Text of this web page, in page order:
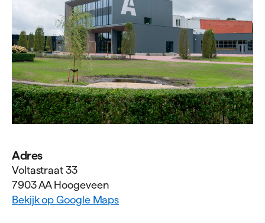
Adres
Vol­ta­straat 33
7903 AA Hoogeveen
Bekijk op Google Maps